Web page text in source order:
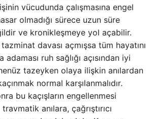
vücudunda çalışmasına engel
olmadığı sürece uzun süre
ve kronikleşmeye yol açabilir.
davası açmışsa tüm hayatını
ruh sağlığı açısından iyi
tazeyken olaya ilişkin anılardan
normal karşılanmalıdır.
bu kaçışların engellenmesi
anılara, çağrıştırıcı